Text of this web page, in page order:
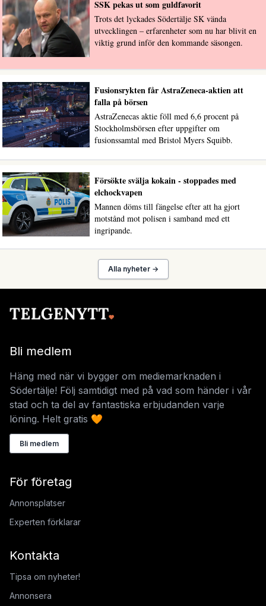
SSK pekas ut som guldfavorit
Trots det lyckades Södertälje SK vända
utvecklingen – erfarenheter som nu har blivit en
viktig grund inför den kommande säsongen.
Fusionsrykten får AstraZeneca-aktien att
falla på börsen
AstraZenecas aktie föll med 6,6 procent på
Stockholmsbörsen efter uppgifter om
fusionssamtal med Bristol Myers Squibb.
Försökte svälja kokain - stoppades med
elchockvapen
Mannen döms till fängelse efter att ha gjort
motstånd mot polisen i samband med ett
ingripande.
Alla nyheter →
Bli medlem
Häng med när vi bygger om mediemarknaden i
Södertälje! Följ samtidigt med på vad som händer i vår
stad och ta del av fantastiska erbjudanden varje
löning. Helt gratis 🧡
Bli medlem
För företag
Annonsplatser
Experten förklarar
Kontakta
Tipsa om nyheter!
Annonsera